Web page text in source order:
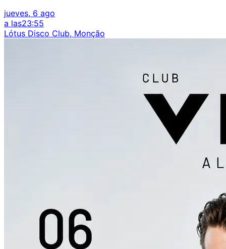
jueves, 6 ago
a las23:55
Lótus Disco Club, Monção